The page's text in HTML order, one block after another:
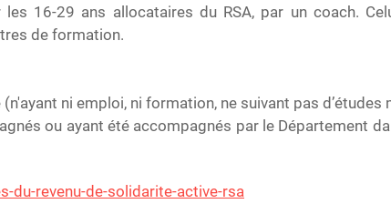
16-29 ans allocataires du RSA, par un coach.
de formation.
ni emploi, ni formation, ne suivant pas
ou ayant été accompagnés par le Département
du-revenu-de-solidarite-active-rsa